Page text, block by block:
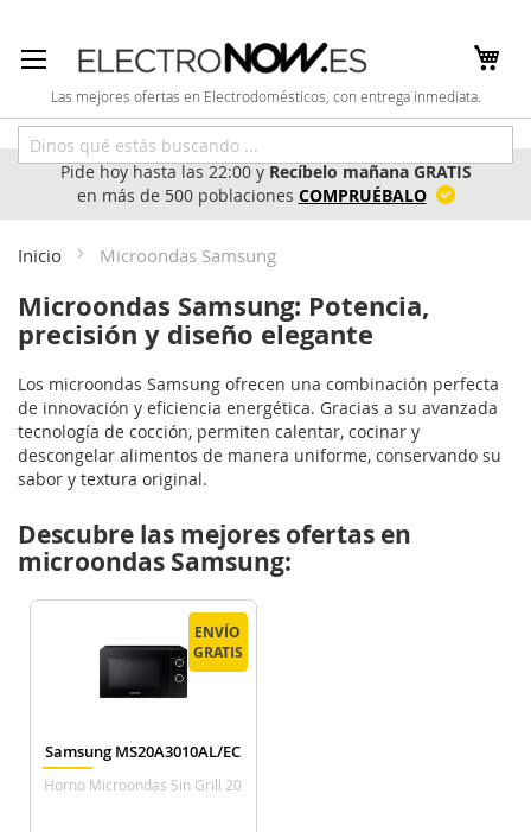
al
contenido
Las mejores ofertas en Electrodomésticos, con entrega inmediata.
Pide hoy hasta las 22:00 yRecíbelo mañana GRATIS
en más de 500 poblaciones COMPRUÉBALO
Inicio Microondas Samsung
Microondas Samsung: Potencia,
precisión y diseño elegante
Los microondas Samsung ofrecen una combinación perfecta
de innovación y eficiencia energética. Gracias a su avanzada
tecnología de cocción, permiten calentar, cocinar y
descongelar alimentos de manera uniforme, conservando su
sabor y textura original.
Descubre las mejores ofertas en
microondas Samsung:
ENVÍO
GRATIS
ENVÍO
GRATIS
Samsung MS20A3010AL/EC
Horno Microondas Sin Grill 20